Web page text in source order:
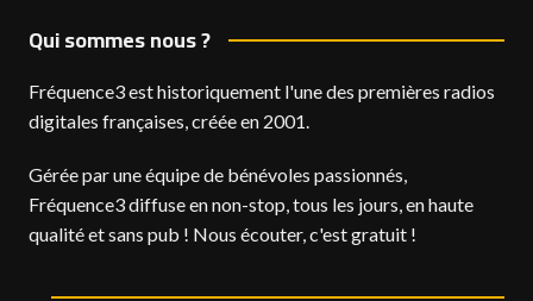
Qui sommes nous ?
Fréquence3 est historiquement l'une des premières radios
digitales françaises, créée en 2001.
Gérée par une équipe de bénévoles passionnés,
Fréquence3 diffuse en non-stop, tous les jours, en haute
qualité et sans pub ! Nous écouter, c'est gratuit !